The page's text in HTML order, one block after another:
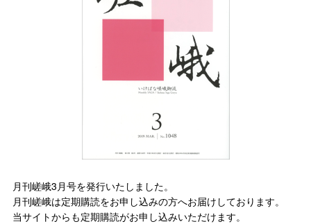
月刊嵯峨3月号を発行いたしました。
月刊嵯峨は定期購読をお申し込みの方へお届けしております。
当サイトからも定期購読がお申し込みいただけます。